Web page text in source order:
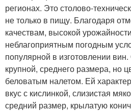
регионах. Это столово-
не только в пищу. Благодаря
качествам, высокой
неблагоприятным погодным
популярной в изготовлении
крупной, среднего размера, но
беловатым налетом. Ей
вкус с кислинкой, слизистая
средний размер, крылатую